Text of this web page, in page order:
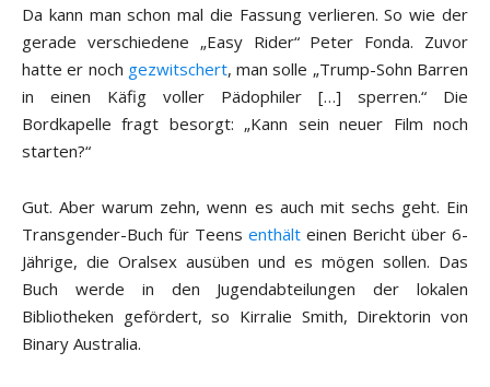
Da kann man schon mal die Fassung verlieren. So wie der
gerade verschiedene „Easy Rider“ Peter Fonda. Zuvor
hatte er noch gezwitschert, man solle „Trump-Sohn Barren
in einen Käfig voller Pädophiler […] sperren.“ Die
Bordkapelle fragt besorgt: „Kann sein neuer Film noch
starten?“
Gut. Aber warum zehn, wenn es auch mit sechs geht. Ein
Transgender-Buch für Teens enthält einen Bericht über 6-
Jährige, die Oralsex ausüben und es mögen sollen. Das
Buch werde in den Jugendabteilungen der lokalen
Bibliotheken gefördert, so Kirralie Smith, Direktorin von
Binary Australia.